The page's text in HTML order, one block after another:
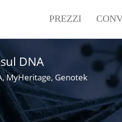
PREZZI
DNA
MyHeritage, Genotek